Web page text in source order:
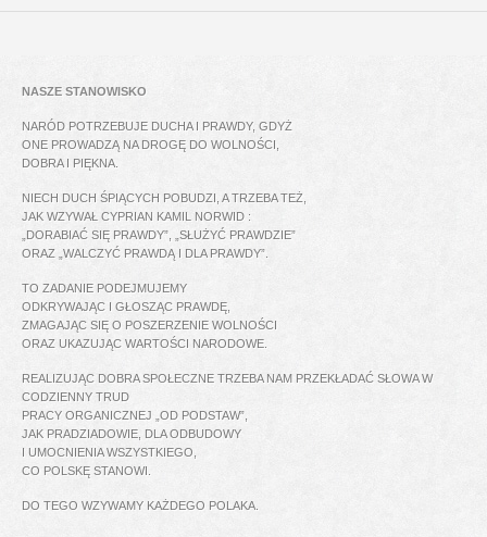
NASZE STANOWISKO
NARÓD POTRZEBUJE DUCHA I PRAWDY, GDYŻ
ONE PROWADZĄ NA DROGĘ DO WOLNOŚCI,
DOBRA I PIĘKNA.
NIECH DUCH ŚPIĄCYCH POBUDZI, A TRZEBA TEŻ,
JAK WZYWAŁ CYPRIAN KAMIL NORWID :
„DORABIAĆ SIĘ PRAWDY”, „SŁUŻYĆ PRAWDZIE”
ORAZ „WALCZYĆ PRAWDĄ I DLA PRAWDY”.
TO ZADANIE PODEJMUJEMY
ODKRYWAJĄC I GŁOSZĄC PRAWDĘ,
ZMAGAJĄC SIĘ O POSZERZENIE WOLNOŚCI
ORAZ UKAZUJĄC WARTOŚCI NARODOWE.
REALIZUJĄC DOBRA SPOŁECZNE TRZEBA NAM PRZEKŁADAĆ SŁOWA W
CODZIENNY TRUD
PRACY ORGANICZNEJ „OD PODSTAW”,
JAK PRADZIADOWIE, DLA ODBUDOWY
I UMOCNIENIA WSZYSTKIEGO,
CO POLSKĘ STANOWI.
DO TEGO WZYWAMY KAŻDEGO POLAKA.